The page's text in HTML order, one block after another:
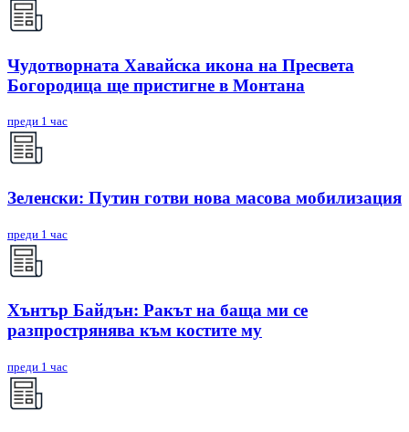
Чудотворната Хавайска икона на Пресвета
Богородица ще пристигне в Монтана
преди 1 час
Зеленски: Путин готви нова масова мобилизация
преди 1 час
Хънтър Байдън: Ракът на баща ми се
разпрострянява към костите му
преди 1 час